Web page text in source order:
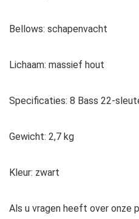
Bellows: schapenvacht
Lichaam: massief hout
Specificaties: 8 Bass 22-
Gewicht: 2,7 kg
Kleur: zwart
Als u vragen heeft over onze